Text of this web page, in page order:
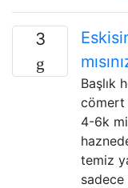
3
Başlık
cömert
4-6k
temiz